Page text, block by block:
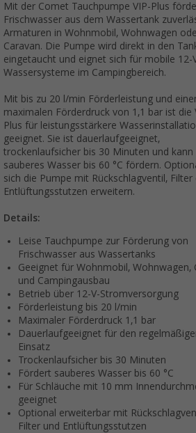
Mit der Comet Tauchpumpe VIP-Plus
Frischwasser aus dem Wassertank
Armaturen in Wohnmobil, Wohnwagen
Caravan. Die Pumpe wird direkt in den
eingetaucht und eignet sich für mobile 12-
Wassersysteme im Campingbereich.
Mit bis zu 20 l/min Förderleistung und
maximalen Förderdruck von 1,1 bar ist die
Plus für leistungsstärkere
geeignet. Sie ist dauerlaufgeeignet,
trockenlaufsicher bis 30 Minuten und kann
sauberes Wasser bis 60 °C fördern.
sich die Pumpe mit Rückschlagventil, Filter
Entlüftungsstutzen erweitern.
Details:
Leise Tauchpumpe zur Förderung von
Frischwasser aus Wassertanks
Geeignet für Wohnmobil, Wohnwagen,
und Campingausbau
Betrieb über 12-V-Stromversorgung
Förderleistung bis 20 l/min
Maximaler Förderdruck 1,1 bar
Dauerlaufgeeignet für den
Einsatz
Trockenlaufsicher bis 30 Minuten
Fördert sauberes Wasser bis 60 °C
Für Schläuche mit 10 mm
geeignet
Optional erweiterbar mit
Filter und Entlüftungsstutzen